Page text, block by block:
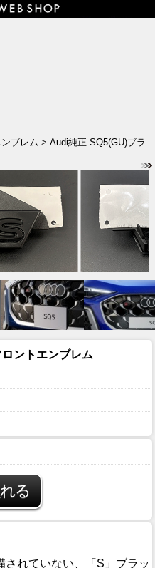
ブレム > Audi純正 SQ5(GU)ブラ
ントエンブレム
されていない、「S」ブラッ